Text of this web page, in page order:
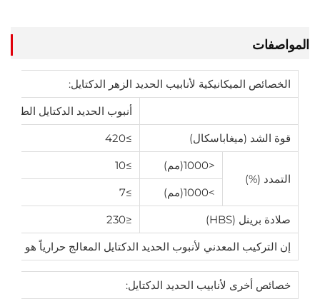
المواصفات
الخصائص الميكانيكية لأنابيب الحديد الزهر الدكتايل:
أنبوب الحديد الدكتايل الطارد
قوة الشد (ميغاباسكال)
≥420
التمدد (%)
<1000(مم)
≥10
>1000(مم)
≥7
صلادة برينل (HBS)
≤230
إن التركيب المعدني لأنبوب الحديد الدكتايل المعالج حرارياً هو
خصائص أخرى لأنابيب الحديد الدكتايل: